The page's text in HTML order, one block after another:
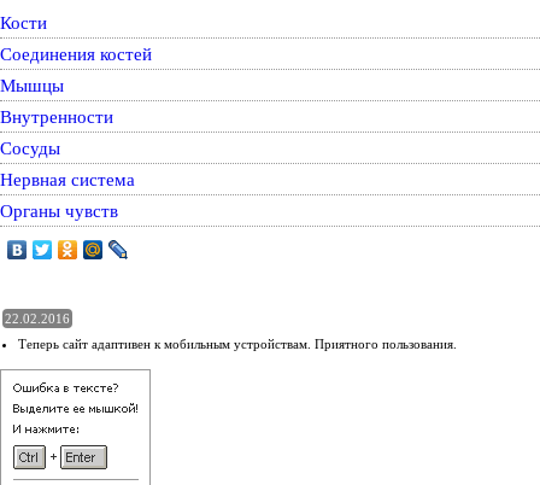
Кости
Соединения костей
Мышцы
Внутренности
Сосуды
Нервная система
Органы чувств
22.02.2016
Теперь сайт адаптивен к мобильным устройствам. Приятного пользования.